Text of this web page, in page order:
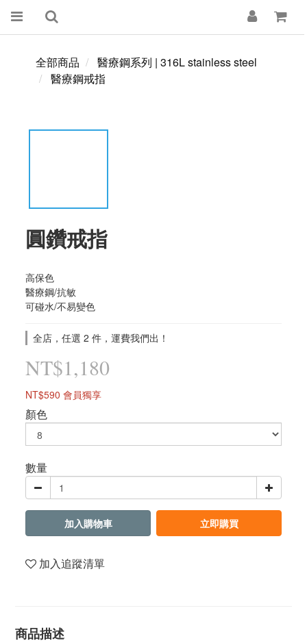
全部商品
醫療鋼系列 | 316L stainless steel
醫療鋼戒指
圓鑽戒指
高保色
醫療鋼/抗敏
可碰水/不易變色
全店，任選 2 件，運費我們出！
NT$1,180
NT$590 會員獨享
顏色
數量
加入購物車 立即購買
加入追蹤清單
商品描述